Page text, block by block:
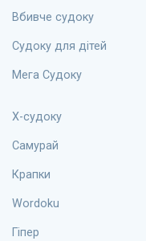
Вбивче судоку
Судоку для дітей
Мега Судоку
X-судоку
Самурай
Крапки
Wordoku
Гіпер